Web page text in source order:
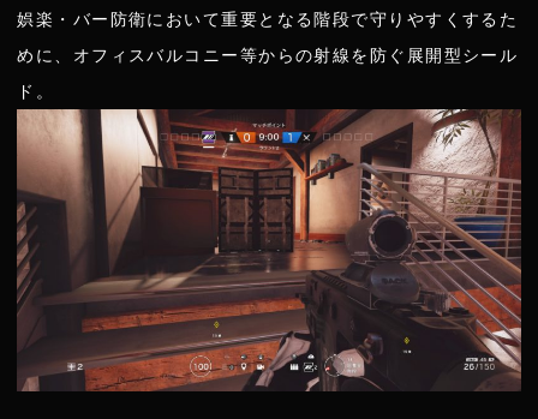
娯楽・バー防衛において重要となる階段で守りやすくするた
めに、オフィスバルコニー等からの射線を防ぐ展開型シール
ド。